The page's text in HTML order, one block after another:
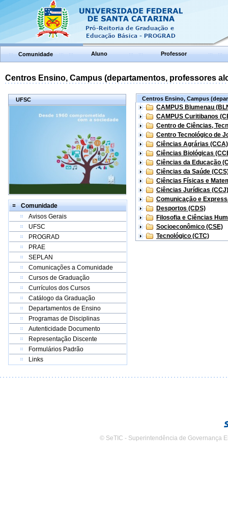
Comunidade Aluno Professor
Centros Ensino, Campus (departamentos, professores
UFSC
Comunidade
Avisos Gerais
UFSC
PROGRAD
PRAE
SEPLAN
Comunicações a Comunidade
Cursos de Graduação
Currículos dos Cursos
Catálogo da Graduação
Departamentos de Ensino
Programas de Disciplinas
Autenticidade Documento
Representação Discente
Formulários Padrão
Links
Centros Ensino, Campus
CAMPUS Blumenau
CAMPUS Curitibanos
Centro de Ciências,
Centro Tecnológico de
Ciências Agrárias (CCA)
Ciências Biológicas
Ciências da Educação
Ciências da Saúde
Ciências Físicas e
Ciências Jurídicas (CCJ)
Comunicação e
Desportos (CDS)
Filosofia e Ciências
Socioeconômico (CSE)
Tecnológico (CTC)
© SeTIC - Superintendência de Governança